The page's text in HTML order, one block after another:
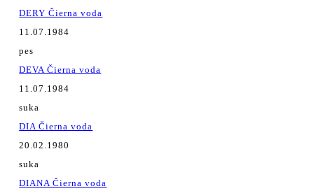
DERY Čierna voda
11.07.1984
pes
DEVA Čierna voda
11.07.1984
suka
DIA Čierna voda
20.02.1980
suka
DIANA Čierna voda